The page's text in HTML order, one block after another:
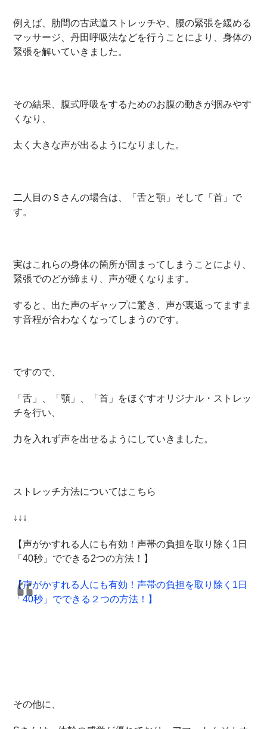
例えば、肋間の古武道ストレッチや、腰の緊張を緩める
マッサージ、丹田呼吸法などを行うことにより、身体の
緊張を解いていきました。
その結果、腹式呼吸をするためのお腹の動きが掴みやす
くなり、
太く大きな声が出るようになりました。
二人目のＳさんの場合は、「舌と顎」そして「首」で
す。
実はこれらの身体の箇所が固まってしまうことにより、
緊張でのどが締まり、声が硬くなります。
すると、出た声のギャップに驚き、声が裏返ってますま
す音程が合わなくなってしまうのです。
ですので、
「舌」、「顎」、「首」をほぐすオリジナル・ストレッ
チを行い、
力を入れず声を出せるようにしていきました。
ストレッチ方法についてはこちら
↓↓↓
【声がかすれる人にも有効！声帯の負担を取り除く1日
「40秒」でできる2つの方法！】
【声がかすれる人にも有効！声帯の負担を取り除く1日
「40秒」でできる２つの方法！】
その他に、